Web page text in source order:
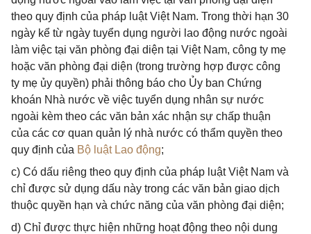
theo quy định của pháp luật Việt Nam. Trong thời hạn 30
ngày kể từ ngày tuyển dụng người lao động nước ngoài
làm việc tại văn phòng đại diện tại Việt Nam, công ty mẹ
hoặc văn phòng đại diện (trong trường hợp được công
ty mẹ ủy quyền) phải thông báo cho Ủy ban Chứng
khoán Nhà nước về việc tuyển dụng nhân sự nước
ngoài kèm theo các văn bản xác nhận sự chấp thuận
của các cơ quan quản lý nhà nước có thẩm quyền theo
quy định của Bộ luật Lao động;
c) Có dấu riêng theo quy định của pháp luật Việt Nam và
chỉ được sử dụng dấu này trong các văn bản giao dịch
thuộc quyền hạn và chức năng của văn phòng đại diện;
d) Chỉ được thực hiện những hoạt động theo nội dung